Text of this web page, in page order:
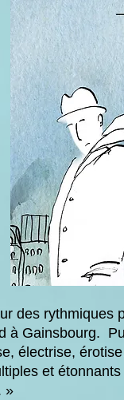
des rythmiques
à Gainsbourg.
électrise,
et
»